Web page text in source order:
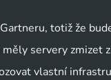
totiž že
servery zmizet
vlastní